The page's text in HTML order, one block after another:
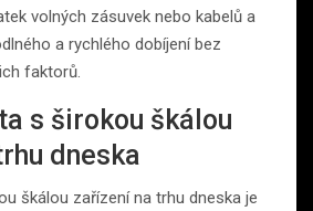
volných zásuvek nebo kabelů a
a rychlého dobíjení bez
faktorů.
s širokou škálou
dneska
škálou zařízení na trhu dneska je